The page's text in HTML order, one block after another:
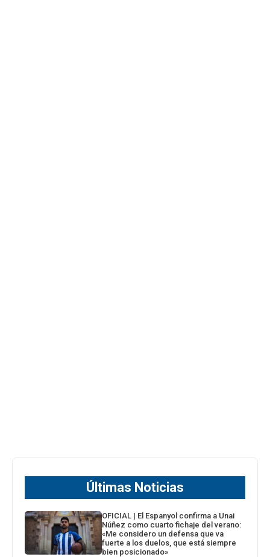
Últimas Noticias
OFICIAL | El Espanyol confirma a Unai
Núñez como cuarto fichaje del verano:
«Me considero un defensa que va
fuerte a los duelos, que está siempre
bien posicionado»